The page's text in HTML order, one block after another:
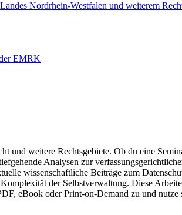
Nordrhein-Westfalen und weiterem
EMRK
weitere Rechtsgebiete. Ob du eine
Analysen zur
wissenschaftliche Beiträge zum
der Selbstverwaltung. Diese
eBook oder Print-on-Demand zu und